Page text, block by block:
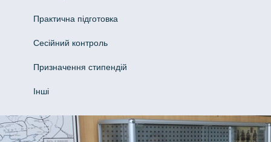
Практична підготовка
Сесійний контроль
Призначення стипендій
Інші